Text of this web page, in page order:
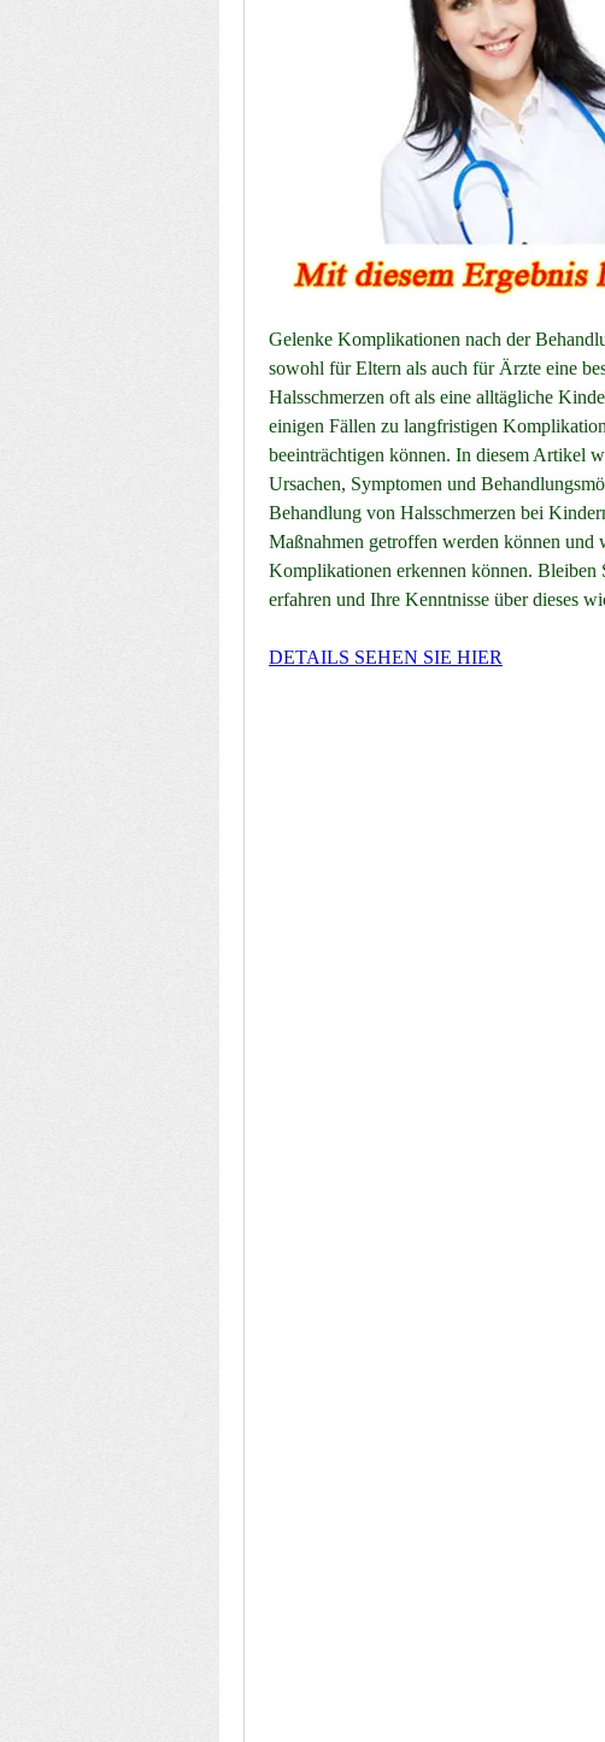
Gelenke Komplikationen nach der
sowohl für Eltern als auch für Ärzte eine
Halsschmerzen oft als eine alltägliche
einigen Fällen zu langfristigen
beeinträchtigen können. In diesem Artikel
Ursachen, Symptomen und
Behandlung von Halsschmerzen bei
Maßnahmen getroffen werden können
Komplikationen erkennen können. Bleiben
erfahren und Ihre Kenntnisse über dieses
DETAILS SEHEN SIE HIER